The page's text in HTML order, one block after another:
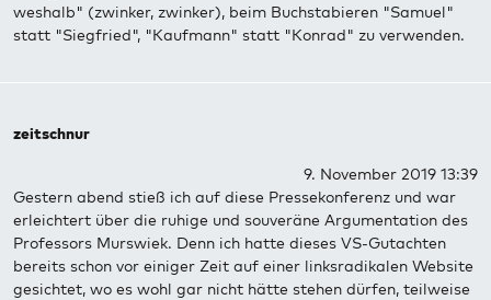
weshalb" (zwinker, zwinker), beim Buchstabieren "Samuel"
statt "Siegfried", "Kaufmann" statt "Konrad" zu verwenden.
zeitschnur
9. November 2019 13:39
Gestern abend stieß ich auf diese Pressekonferenz und war
erleichtert über die ruhige und souveräne Argumentation des
Professors Murswiek. Denn ich hatte dieses VS-Gutachten
bereits schon vor einiger Zeit auf einer linksradikalen Website
gesichtet, wo es wohl gar nicht hätte stehen dürfen, teilweise